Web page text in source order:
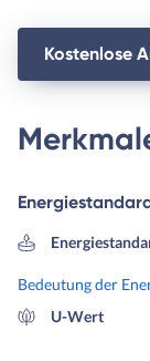
Kostenlose
Bedeutung der
U-Wert